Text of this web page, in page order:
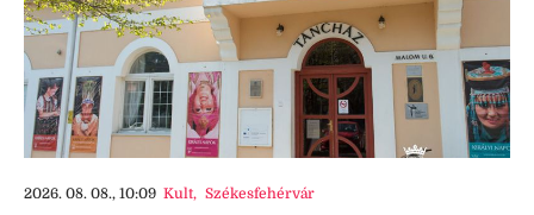
2026. 08. 08., 10:09 Kult, Székesfehérvár